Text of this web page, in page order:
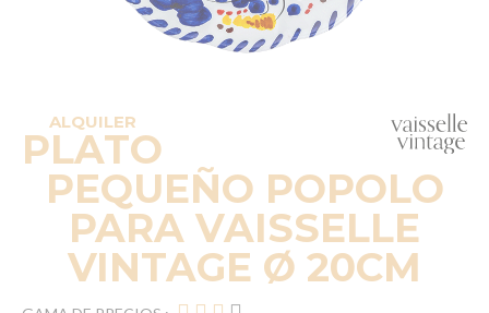
ALQUILER
PLATO
PEQUEÑO POPOLO
PARA VAISSELLE
VINTAGE Ø 20CM